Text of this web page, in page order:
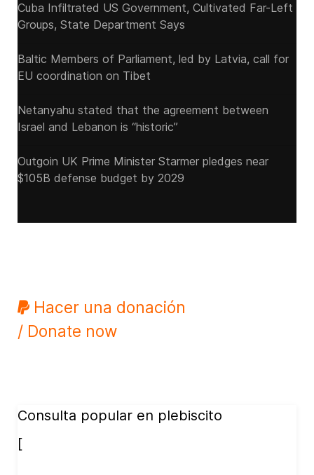
Cuba Infiltrated US Government, Cultivated Far-Left
Groups, State Department Says
Baltic Members of Parliament, led by Latvia, call for
EU coordination on Tibet
Netanyahu stated that the agreement between
Israel and Lebanon is “historic”
Outgoin UK Prime Minister Starmer pledges near
$105B defense budget by 2029
Hacer una donación
/ Donate now
Consulta popular en plebiscito
[